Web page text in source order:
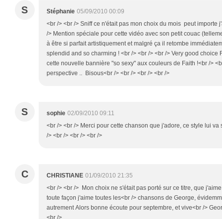
S Stéphanie 05/09/2010 00:09
<br /> <br /> Sniff ce n'était pas mon choix du mois peut importe
/> Mention spéciale pour cette vidéo avec son petit couac
à être si parfait artistiquement et malgré ça il retombe
splendid and so charming ! <br /> <br /> <br /> Very good choice
cette nouvelle bannière "so sexy" aux couleurs de Faith !<br />
perspective .. Bisous<br /> <br /> <br /> <br />
S sophie 02/09/2010 09:11
<br /> <br /> Merci pour cette chanson que j'adore, ce style lui va
/> <br /> <br /> <br />
C CHRISTIANE 01/09/2010 21:35
<br /> <br /> Mon choix ne s'était pas porté sur ce titre, que
toute façon j'aime toutes les<br /> chansons de George,
autrement Alors bonne écoute pour septembre, et vive<br />
<br />